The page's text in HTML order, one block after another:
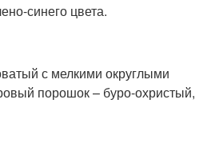
синего цвета.
с мелкими округлыми
порошок – буро-охристый,